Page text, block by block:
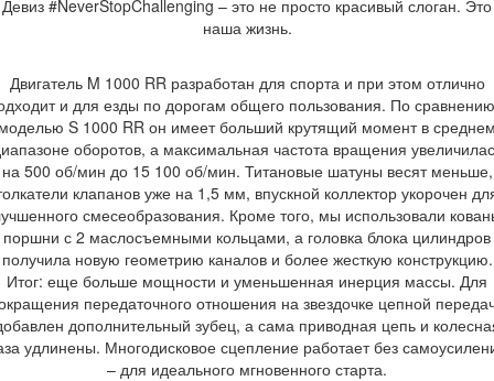
Девиз #NeverStopChallenging – это не просто красивый слоган. Это
наша жизнь.
Двигатель M 1000 RR разработан для спорта и при этом отлично
и для езды по дорогам общего пользования. По
S 1000 RR он имеет больший крутящий момент в
оборотов, а максимальная частота вращения
на 500 об/мин до 15 100 об/мин. Титановые шатуны весят меньше,
клапанов уже на 1,5 мм, впускной коллектор укорочен
смесеобразования. Кроме того, мы использовали
поршни с 2 маслосъемными кольцами, а головка блока цилиндров
получила новую геометрию каналов и более жесткую конструкцию.
Итог: еще больше мощности и уменьшенная инерция массы. Для
передаточного отношения на звездочке цепной
дополнительный зубец, а сама приводная цепь и
удлинены. Многодисковое сцепление работает без
– для идеального мгновенного старта.